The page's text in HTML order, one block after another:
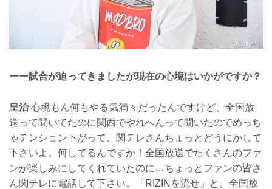
ーー試合が迫ってきましたが現在の心境はいかがですか？
皇治心境もん何もやる気満々だったんですけど、全国放
送って聞いてたのに関西でやれへんって聞いたのでめっち
ゃテンション下がって、関テレさんちょっとどうにかして
下さいよ。何してるんですか！全国放送でたくさんのファ
ンが楽しみにしてくれていたのに…ちょっとファンの皆さ
ん関テレに電話して下さい。「RIZINを流せ」と。全国放